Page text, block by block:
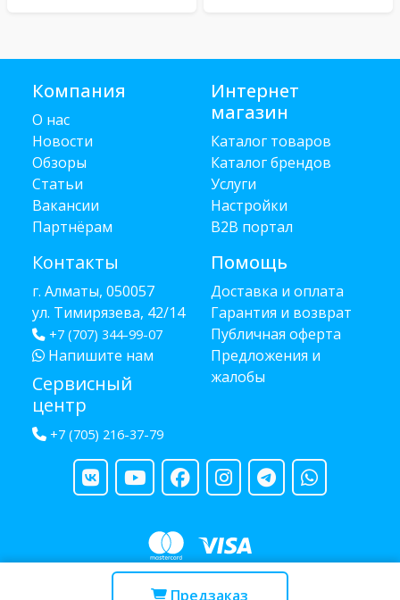
Предзаказ
Компания
О нас
Новости
Обзоры
Статьи
Вакансии
Партнёрам
Контакты
г. Алматы, 050057
ул. Тимирязева, 42/14
+7 (707) 344-99-07
Напишите нам
Сервисный
центр
+7 (705) 216-37-79
Интернет
магазин
Каталог товаров
Каталог брендов
Услуги
Настройки
B2B портал
Помощь
Доставка и оплата
Гарантия и возврат
Публичная оферта
Предложения и
жалобы
Copyright © 2013 - 2026 RUBA - разработано